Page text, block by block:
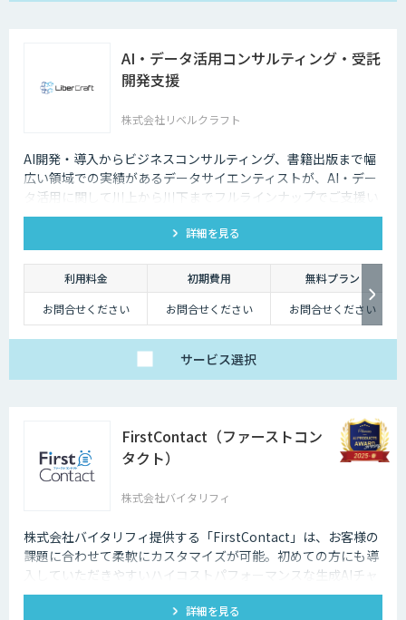
AI・データ活用コンサルティング・受託
開発支援
株式会社リベルクラフト
AI開発・導入からビジネスコンサルティング、書籍出版まで幅
広い領域での実績があるデータサイエンティストが、AI・デー
タ活用に関して川上から川下までフルラインナップでご支援い
たします。
詳細を見る
利用料金 初期費用
無料プラン
お問合せください
お問合せください お問合せください
サービス選択
FirstContact（ファーストコン
タクト）
株式会社バイタリフィ
株式会社バイタリフィ提供する「FirstContact」は、お客様の
課題に合わせて柔軟にカスタマイズが可能。初めての方にも導
入していただきやすいハイコストパフォーマンスな生成AIチャ
ットボットです。
詳細を見る